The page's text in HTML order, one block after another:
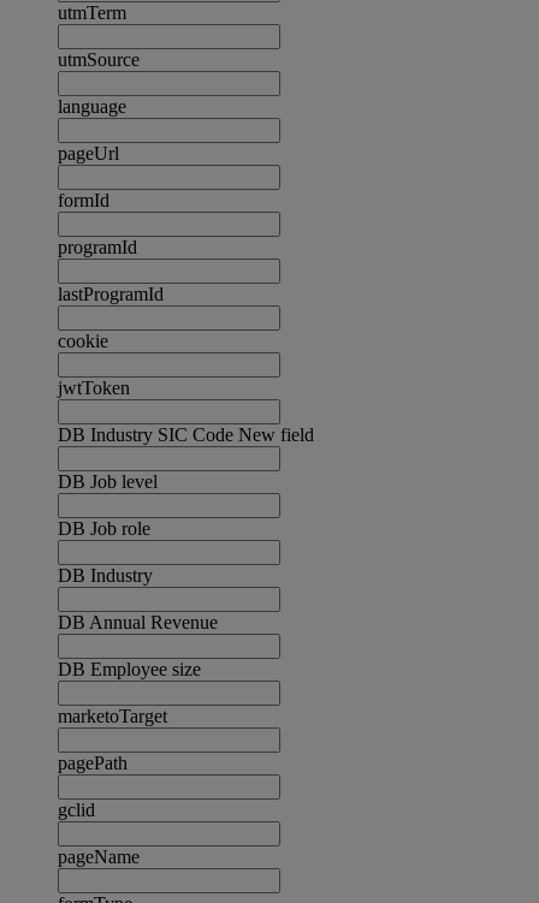
utmTerm
utmSource
language
pageUrl
formId
programId
lastProgramId
cookie
jwtToken
DB Industry SIC Code New field
DB Job level
DB Job role
DB Industry
DB Annual Revenue
DB Employee size
marketoTarget
pagePath
gclid
pageName